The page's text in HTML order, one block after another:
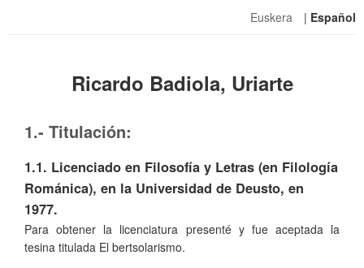
Euskera | Español
Ricardo Badiola, Uriarte
1.- Titulación:
1.1. Licenciado en Filosofía y Letras (en Filología
Románica), en la Universidad de Deusto, en
1977.
Para obtener la licenciatura presenté y fue aceptada la
tesina titulada El bertsolarismo.